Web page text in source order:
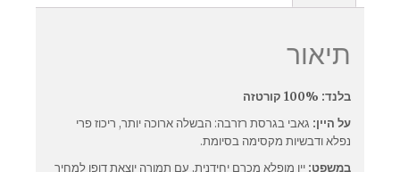
תיאור
בלנד: 100% קורטזה
על היין: גאבי בגרסת רזרבה: הבשלה ארוכה יותר, ריכוז פרי
נפלא ודבשיות מקסימה בסיומת.
במשפט: יין מופלא מכרם יחידנית, עם תמורה יוצאת דופן למחיר